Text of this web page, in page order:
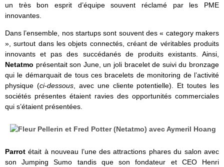
un très bon esprit d’équipe souvent réclamé par les PME
innovantes.
Dans l’ensemble, nos startups sont souvent des « category makers
», surtout dans les objets connectés, créant de véritables produits
innovants et pas des succédanés de produits existants. Ainsi,
Netatmo présentait son June, un joli bracelet de suivi du bronzage
qui le démarquait de tous ces bracelets de monitoring de l’activité
physique (ci-dessous, avec une cliente potentielle). Et toutes les
sociétés présentes étaient ravies des opportunités commerciales
qui s’étaient présentées.
Parrot était à nouveau l’une des attractions phares du salon avec
son Jumping Sumo tandis que son fondateur et CEO Henri